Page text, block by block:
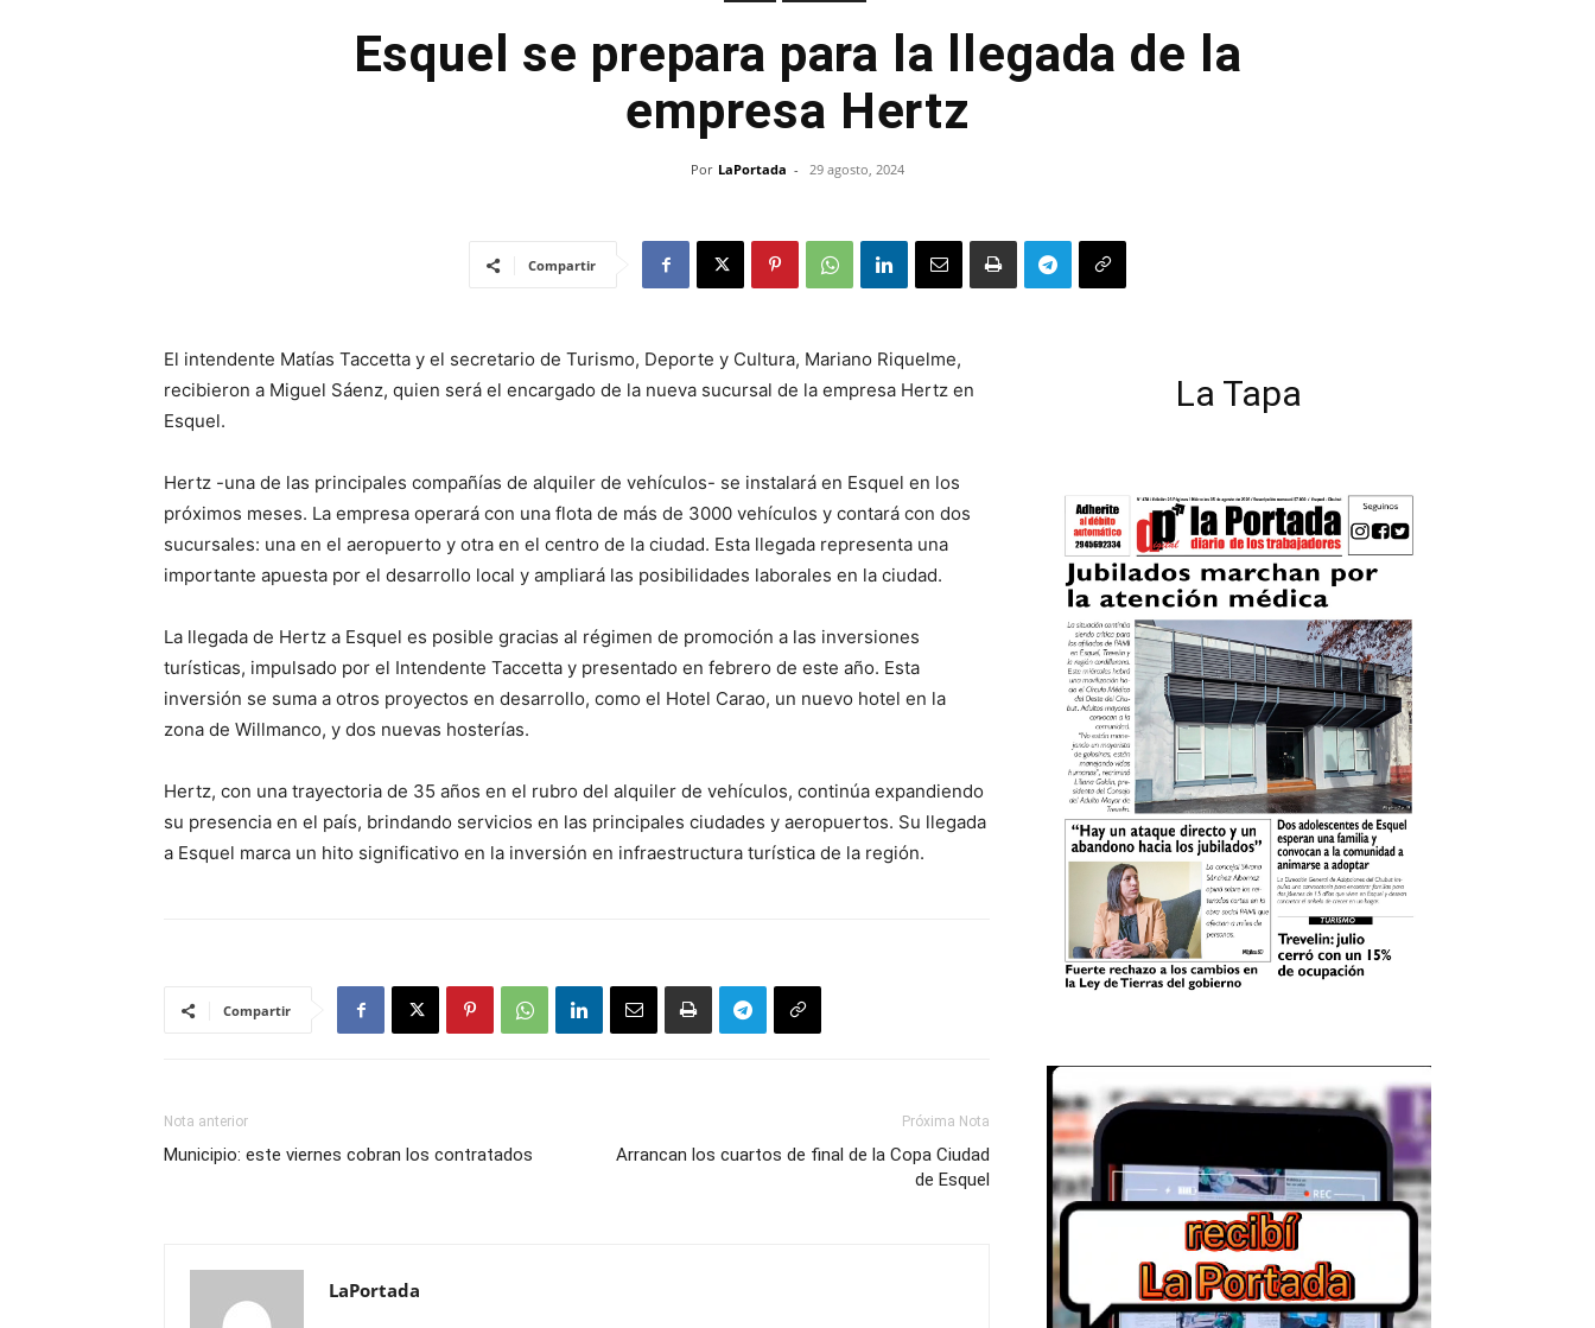
Esquel se prepara para la llegada de la
empresa Hertz
Por LaPortada - 29 agosto, 2024
Compartir
El intendente Matías Taccetta y el secretario de Turismo, Deporte y Cultura, Mariano Riquelme,
recibieron a Miguel Sáenz, quien será el encargado de la nueva sucursal de la empresa Hertz en
Esquel.
Hertz -una de las principales compañías de alquiler de vehículos- se instalará en Esquel en los
próximos meses. La empresa operará con una flota de más de 3000 vehículos y contará con dos
sucursales: una en el aeropuerto y otra en el centro de la ciudad. Esta llegada representa una
importante apuesta por el desarrollo local y ampliará las posibilidades laborales en la ciudad.
La llegada de Hertz a Esquel es posible gracias al régimen de promoción a las inversiones
turísticas, impulsado por el Intendente Taccetta y presentado en febrero de este año. Esta
inversión se suma a otros proyectos en desarrollo, como el Hotel Carao, un nuevo hotel en la
zona de Willmanco, y dos nuevas hosterías.
Hertz, con una trayectoria de 35 años en el rubro del alquiler de vehículos, continúa expandiendo
su presencia en el país, brindando servicios en las principales ciudades y aeropuertos. Su llegada
a Esquel marca un hito significativo en la inversión en infraestructura turística de la región.
Compartir
Nota anterior
Municipio: este viernes cobran los contratados
Próxima Nota
Arrancan los cuartos de final de la Copa Ciudad
de Esquel
LaPortada
La Tapa